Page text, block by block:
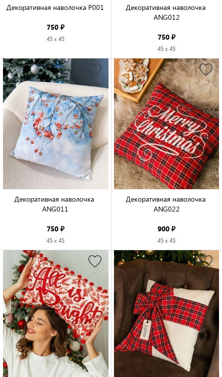
Декоративная наволочка P001
750 ₽
45 x 45
Декоративная наволочка
ANG012
750 ₽
45 x 45
Декоративная наволочка
ANG011
750 ₽
45 x 45
Декоративная наволочка
ANG022
900 ₽
45 x 45